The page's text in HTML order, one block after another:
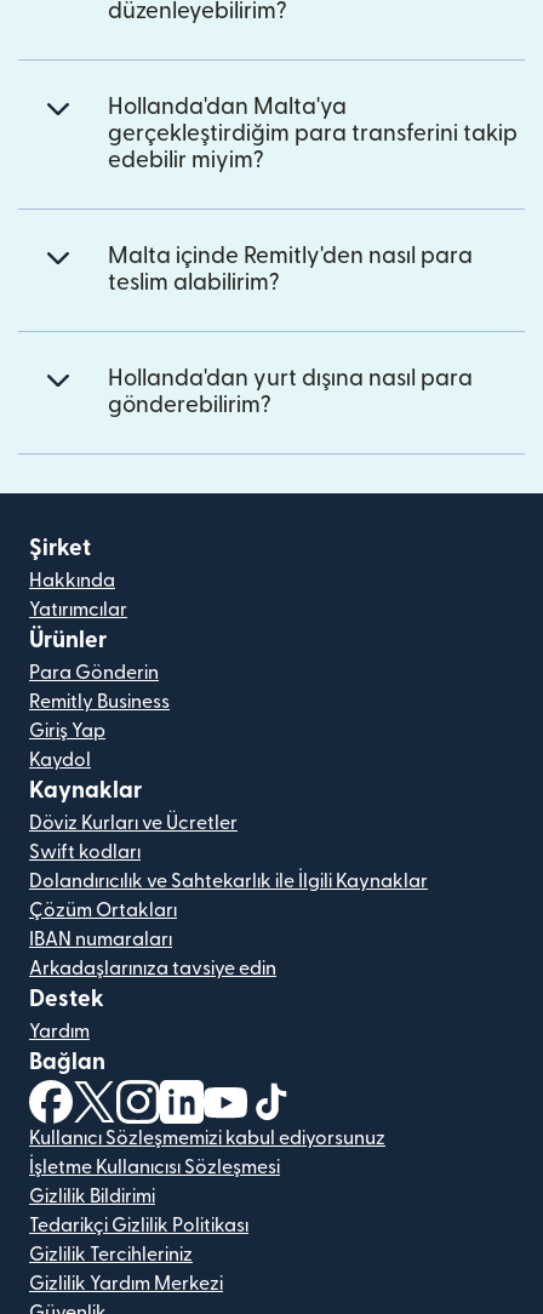
düzenleyebilirim?
Hollanda'dan Malta'ya
gerçekleştirdiğim para transferini takip
edebilir miyim?
Malta içinde Remitly'den nasıl para
teslim alabilirim?
Hollanda'dan yurt dışına nasıl para
gönderebilirim?
Şirket
Hakkında
Yatırımcılar
Ürünler
Para Gönderin
Remitly Business
Giriş Yap
Kaydol
Kaynaklar
Döviz Kurları ve Ücretler
Swift kodları
Dolandırıcılık ve Sahtekarlık ile İlgili Kaynaklar
Çözüm Ortakları
IBAN numaraları
Arkadaşlarınıza tavsiye edin
Destek
Yardım
Bağlan
(yeni pencerede açılır)
(yeni pencerede açılır)
(yeni pencerede açılır)
(yeni pencerede açılır)
(yeni pencerede açılır)
Kullanıcı Sözleşmemizi kabul ediyorsunuz
İşletme Kullanıcısı Sözleşmesi
Gizlilik Bildirimi
Tedarikçi Gizlilik Politikası
Gizlilik Tercihleriniz
Gizlilik Yardım Merkezi